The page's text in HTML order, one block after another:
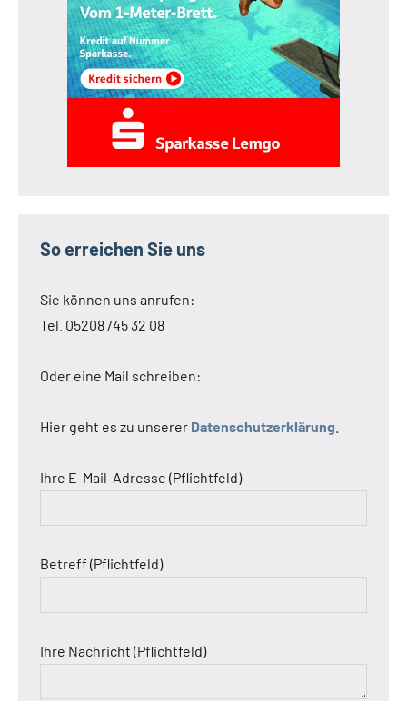
So erreichen Sie uns
Sie können uns anrufen:
Tel. 05208 /45 32 08
Oder eine Mail schreiben:
Hier geht es zu unserer Datenschutzerklärung
Ihre E-Mail-Adresse (Pflichtfeld)
Betreff (Pflichtfeld)
Ihre Nachricht (Pflichtfeld)